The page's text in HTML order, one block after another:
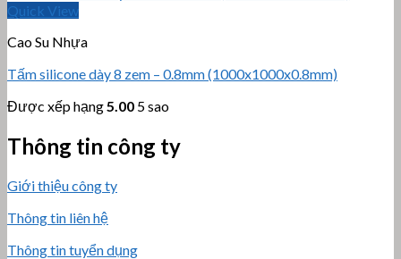
Quick View
Cao Su Nhựa
Tấm silicone dày 8 zem – 0.8mm (1000x1000x0.8mm)
Được xếp hạng5.00 5 sao
Thông tin công ty
Giới thiệu công ty
Thông tin liên hệ
Thông tin tuyển dụng